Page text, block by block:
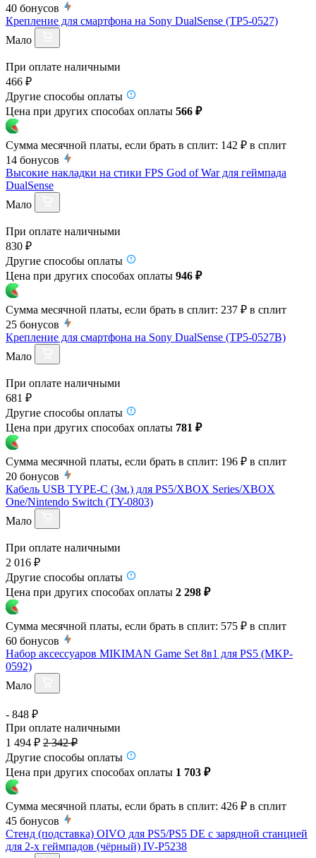
40 бонусов
Крепление для смартфона на Sony DualSense (TP5-0527)
Мало
При оплате наличными
466 ₽
Другие способы оплаты
Цена при других способах оплаты 566 ₽
Сумма месячной платы, если брать в сплит: 142 ₽ в сплит
14 бонусов
Высокие накладки на стики FPS God of War для геймпада
DualSense
Мало
При оплате наличными
830 ₽
Другие способы оплаты
Цена при других способах оплаты 946 ₽
Сумма месячной платы, если брать в сплит: 237 ₽ в сплит
25 бонусов
Крепление для смартфона на Sony DualSense (TP5-0527B)
Мало
При оплате наличными
681 ₽
Другие способы оплаты
Цена при других способах оплаты 781 ₽
Сумма месячной платы, если брать в сплит: 196 ₽ в сплит
20 бонусов
Кабель USB TYPE-C (3м.) для PS5/XBOX Series/XBOX
One/Nintendo Switch (TY-0803)
Мало
При оплате наличными
2 016 ₽
Другие способы оплаты
Цена при других способах оплаты 2 298 ₽
Сумма месячной платы, если брать в сплит: 575 ₽ в сплит
60 бонусов
Набор аксессуаров MIKIMAN Game Set 8в1 для PS5 (MKP-
0592)
Мало
- 848 ₽
При оплате наличными
1 494 ₽ 2 342 ₽
Другие способы оплаты
Цена при других способах оплаты 1 703 ₽
Сумма месячной платы, если брать в сплит: 426 ₽ в сплит
45 бонусов
Cтенд (подставка) OIVO для PS5/PS5 DE с зарядной станцией
для 2-х геймпадов (чёрный) IV-P5238